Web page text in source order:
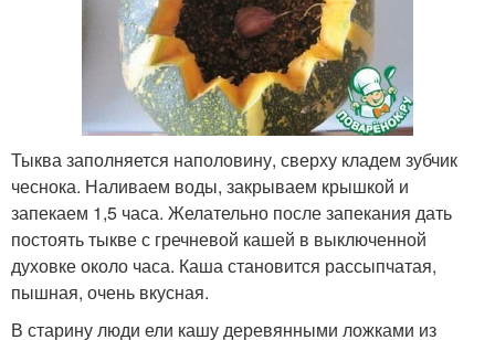
Тыква заполняется наполовину, сверху кладем зубчик
чеснока. Наливаем воды, закрываем крышкой и
запекаем 1,5 часа. Желательно после запекания дать
постоять тыкве с гречневой кашей в выключенной
духовке около часа. Каша становится рассыпчатая,
пышная, очень вкусная.
В старину люди ели кашу деревянными ложками из